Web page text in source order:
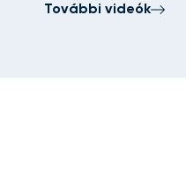
További videók